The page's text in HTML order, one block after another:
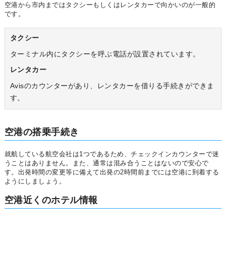
空港から市内まではタクシーもしくはレンタカーで向かいのが一般的
です。
タクシー
ターミナル内にタクシーを呼ぶ電話が設置されています。
レンタカー
Avisのカウンターがあり、レンタカーを借りる手続きができま
す。
空港の搭乗手続き
就航している航空会社は1つであるため、チェックインカウンターで迷
うことはありません。また、通常は混み合うことはないので安心で
す。出発時間の変更等に備えて出発の2時間前までには空港に到着する
ようにしましょう。
空港近くのホテル情報